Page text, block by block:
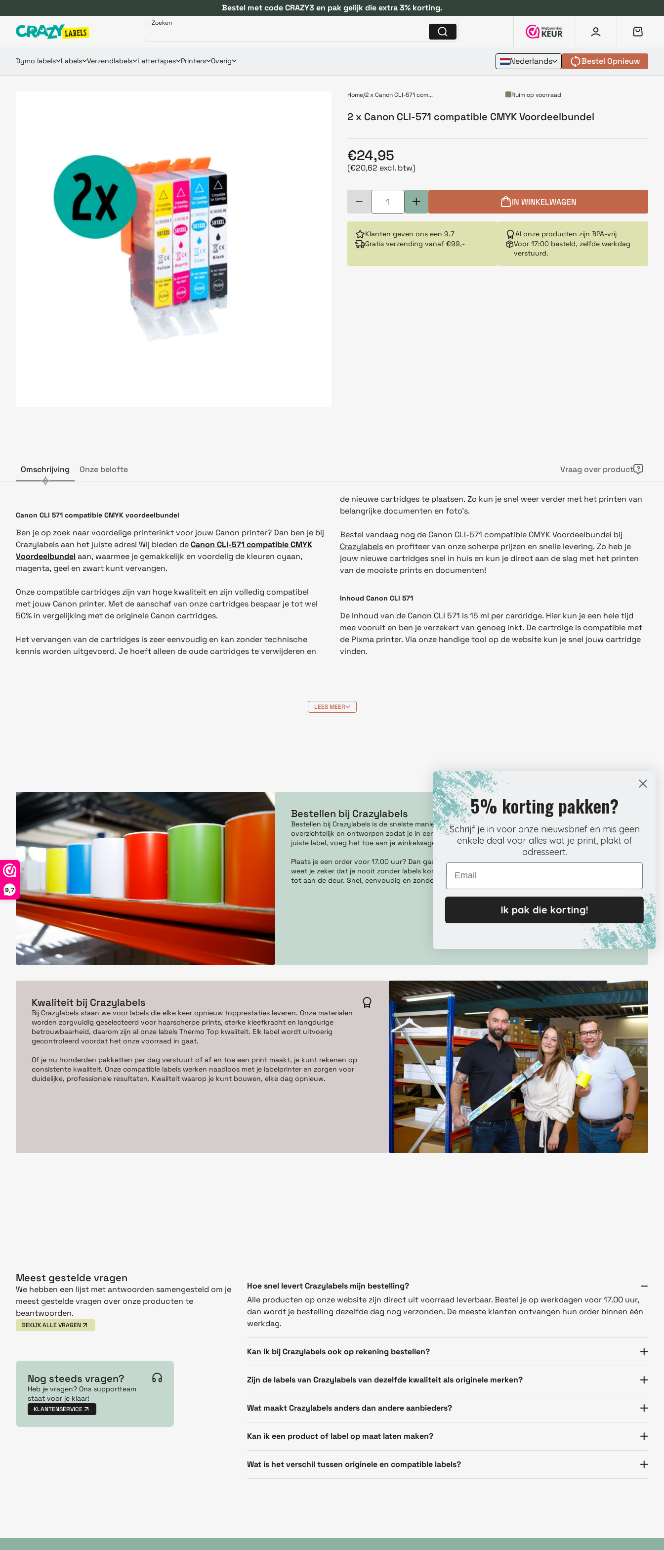
9,7
Bestel met code CRAZY3 en pak gelijk die extra 3% korting.
Zoeken
Dymo labels Labels Verzendlabels Lettertapes Printers Overig Nederlands Bestel Opnieuw
Home 2 x Canon CLI-571 com... Ruim op voorraad
2 x Canon CLI-571 compatible CMYK Voordeelbundel
€24,95
(€20,62 excl. btw)
IN WINKELWAGEN
Klanten geven ons een 9.7
Gratis verzending vanaf €99,-
Al onze producten zijn BPA-vrij
Voor 17:00 besteld, zelfde werkdag
verstuurd.
Omschrijving Onze belofte Vraag over product
Canon CLI 571 compatible CMYK voordeelbundel
Ben je op zoek naar voordelige printerinkt voor jouw Canon printer? Dan ben je bij
Crazylabels aan het juiste adres! Wij bieden deCanon CLI-571 compatible CMYK
Voordeelbundelaan, waarmee je gemakkelijk en voordelig de kleuren cyaan,
magenta, geel en zwart kunt vervangen.
Onze compatible cartridges zijn van hoge kwaliteit en zijn volledig compatibel
met jouw Canon printer. Met de aanschaf van onze cartridges bespaar je tot wel
50% in vergelijking met de originele Canon cartridges.
Het vervangen van de cartridges is zeer eenvoudig en kan zonder technische
kennis worden uitgevoerd. Je hoeft alleen de oude cartridges te verwijderen en
de nieuwe cartridges te plaatsen. Zo kun je snel weer verder met het printen van
belangrijke documenten en foto's.
Bestel vandaag nog de Canon CLI-571 compatible CMYK Voordeelbundel bij
Crazylabels en profiteer van onze scherpe prijzen en snelle levering. Zo heb je
jouw nieuwe cartridges snel in huis en kun je direct aan de slag met het printen
van de mooiste prints en documenten!
Inhoud Canon CLI 571
De inhoud van de Canon CLI 571 is 15 ml per cardridge. Hier kun je een hele tijd
mee vooruit en ben je verzekert van genoeg inkt. De cartrdige is compatible met
de Pixma printer. Via onze handige tool op de website kun je snel jouw cartridge
vinden.
LEES MEER
Bestellen bij Crazylabels
Bestellen bij Crazylabels is de snelste manier om direct door te kunnen met je werk. Onze webshop is
overzichtelijk en ontworpen zodat je in een paar klikken precies vindt wat je nodig hebt. Kies het
juiste label, voeg het toe aan je winkelwagen en rond de bestelling af wanneer het jou uitkomt.
Plaats je een order voor 17.00 uur? Dan gaan wij meteen aan de slag met verpakken en verzenden. Zo
weet je zeker dat je nooit zonder labels komt te zitten. Ontvang de tracking per mail en volg je pakket
tot aan de deur. Snel, eenvoudig en zonder gedoe, precies zoals het hoort.
Kwaliteit bij Crazylabels
Bij Crazylabels staan we voor labels die elke keer opnieuw topprestaties leveren. Onze materialen
worden zorgvuldig geselecteerd voor haarscherpe prints, sterke kleefkracht en langdurige
betrouwbaarheid, daarom zijn al onze labels Thermo Top kwaliteit. Elk label wordt uitvoerig
gecontroleerd voordat het onze voorraad in gaat.
Of je nu honderden pakketten per dag verstuurt of af en toe een print maakt, je kunt rekenen op
consistente kwaliteit. Onze compatible labels werken naadloos met je labelprinter en zorgen voor
duidelijke, professionele resultaten. Kwaliteit waarop je kunt bouwen, elke dag opnieuw.
Meest gestelde vragen
We hebben een lijst met antwoorden samengesteld om je
meest gestelde vragen over onze producten te
beantwoorden.
BEKIJK ALLE VRAGEN
Hoe snel levert Crazylabels mijn bestelling?
Alle producten op onze website zijn direct uit voorraad leverbaar. Bestel je op werkdagen voor 17.00 uur,
dan wordt je bestelling dezelfde dag nog verzonden. De meeste klanten ontvangen hun order binnen één
werkdag.
Kan ik bij Crazylabels ook op rekening bestellen?
Zijn de labels van Crazylabels van dezelfde kwaliteit als originele merken?
Wat maakt Crazylabels anders dan andere aanbieders?
Kan ik een product of label op maat laten maken?
Wat is het verschil tussen originele en compatible labels?
Nog steeds vragen?
Heb je vragen? Ons supportteam
staat voor je klaar!
KLANTENSERVICE
5% korting pakken?
Schrijf je in voor onze nieuwsbrief en mis geen
enkele deal voor alles wat je print, plakt of
adresseert.
Email
Ik pak die korting!